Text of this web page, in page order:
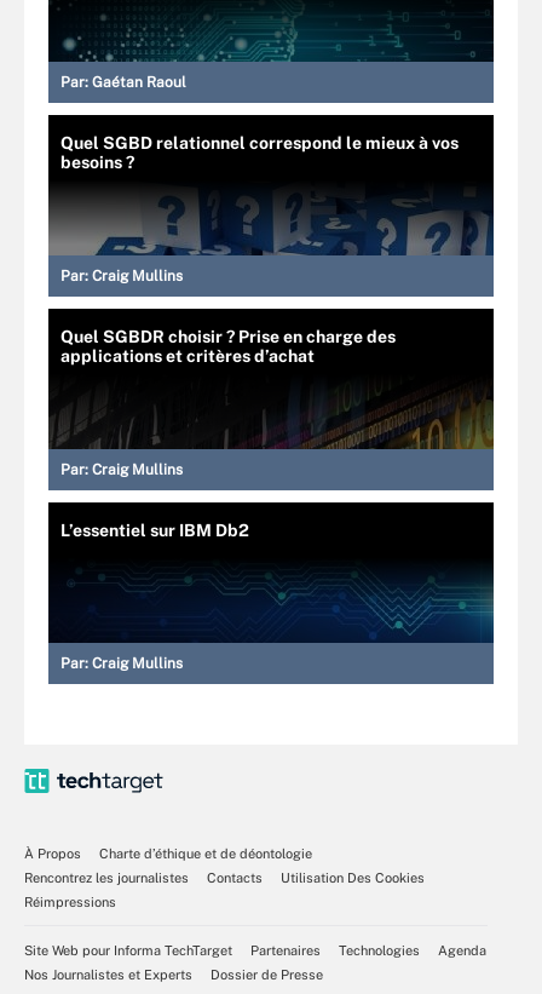
Par: Gaétan Raoul
Quel SGBD relationnel correspond le mieux à vos
besoins ?
Par: Craig Mullins
Quel SGBDR choisir ? Prise en charge des
applications et critères d’achat
Par: Craig Mullins
L’essentiel sur IBM Db2
Par: Craig Mullins
À Propos
Charte d’éthique et de déontologie
Rencontrez les journalistes
Contacts
Utilisation Des Cookies
Réimpressions
Site Web pour Informa TechTarget Partenaires Technologies
Agenda
Nos Journalistes et Experts
Dossier de Presse